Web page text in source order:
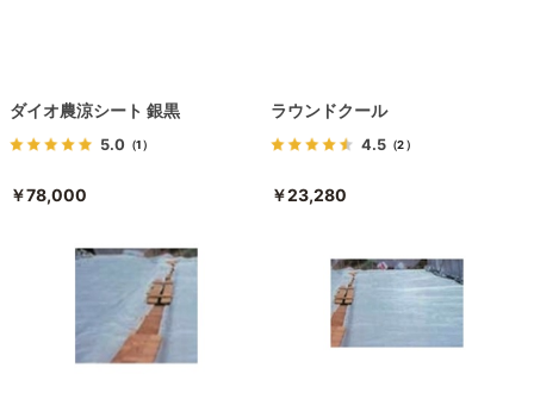
ダイオ農涼シート 銀黒
5.0 （1）
￥78,000
ラウンドクール
4.5（2）
￥23,280